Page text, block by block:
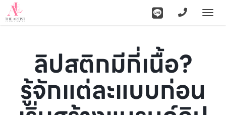
ลิปสติกมีกี่เนื้อ?
รู้จักแต่ละแบบก่อน